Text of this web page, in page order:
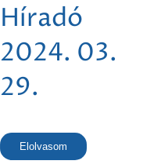
Híradó
2024. 03.
29.
Elolvasom